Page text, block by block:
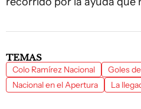
TEMAS
Colo Ramírez Nacional Goles
Nacional en el Apertura
La